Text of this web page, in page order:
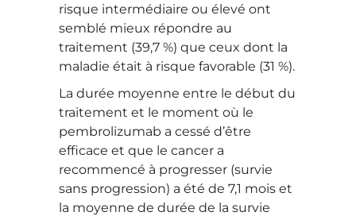
risque intermédiaire ou élevé ont
semblé mieux répondre au
traitement (39,7 %) que ceux dont la
maladie était à risque favorable (31 %).
La durée moyenne entre le début du
traitement et le moment où le
pembrolizumab a cessé d’être
efficace et que le cancer a
recommencé à progresser (survie
sans progression) a été de 7,1 mois et
la moyenne de durée de la survie